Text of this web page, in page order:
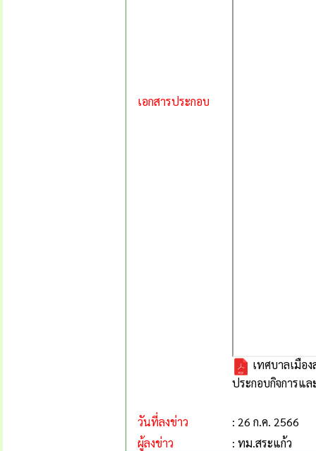
เอกสารประกอบ
เทศบาลเมือ
ประกอบกิจการแ
วันที่ลงข่าว
: 26 ก.ค. 2566
ผู้ลงข่าว
: ทม.สระแก้ว